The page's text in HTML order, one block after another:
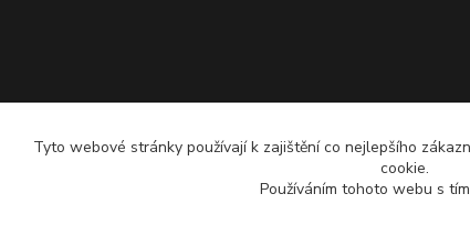
Tyto webové stránky používají k zajištění co nejlepšího
cookie.
Používáním tohoto webu s